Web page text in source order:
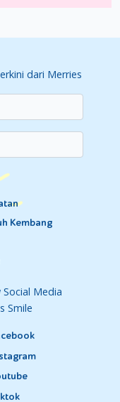
dari Merries
Kembang
Social Media
Smile